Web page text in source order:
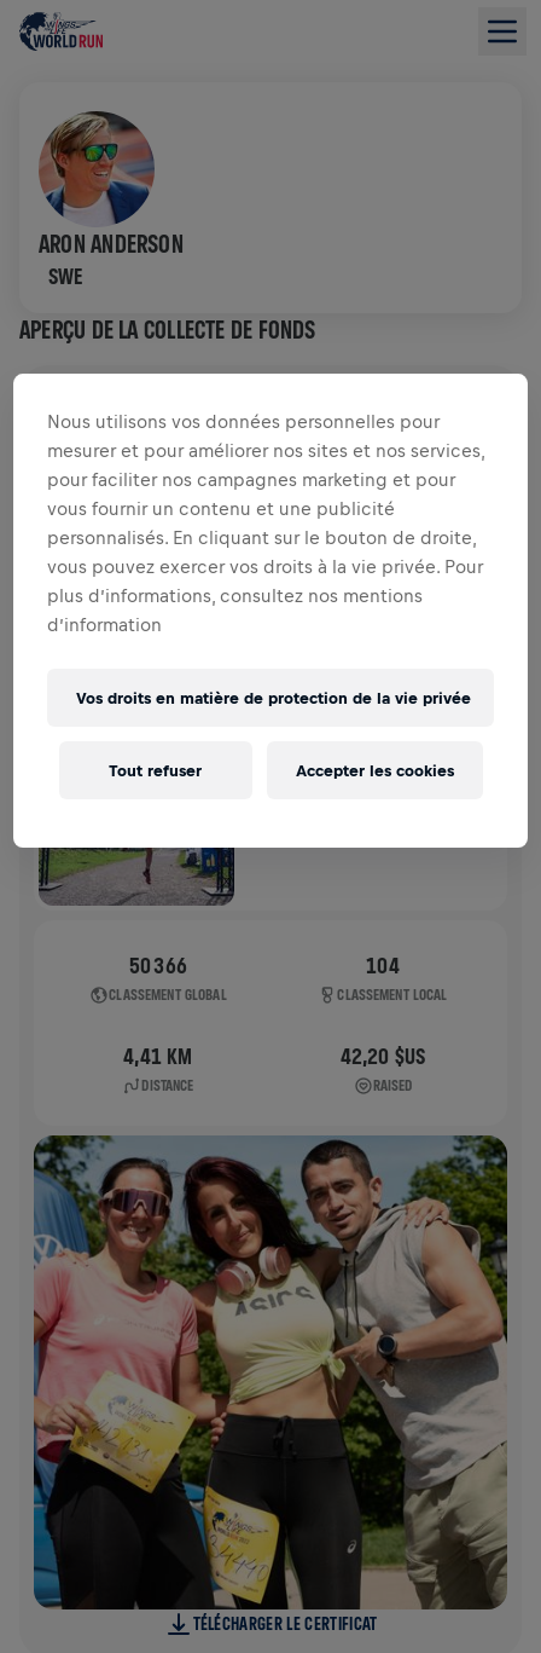
ARON ANDERSON
SWE
APERÇU DE LA COLLECTE DE FONDS
COLLECTE DE FONDS DONNER
Faites un don pour faire la différence ! 100% de
l'argent collecté est destiné à la recherche sur la
HISTOIRE
STOCKHOLM
50 366
CLASSEMENT GLOBAL
104
CLASSEMENT LOCAL
4,41 KM
DISTANCE
42,20 $US
RAISED
TÉLÉCHARGER LE CERTIFICAT
Nous utilisons vos données personnelles pour
mesurer et pour améliorer nos sites et nos services,
pour faciliter nos campagnes marketing et pour
vous fournir un contenu et une publicité
personnalisés. En cliquant sur le bouton de droite,
vous pouvez exercer vos droits à la vie privée. Pour
plus d’informations, consultez nos mentions
d’information
Vos droits en matière de protection de la vie privée
Tout refuser Accepter les cookies